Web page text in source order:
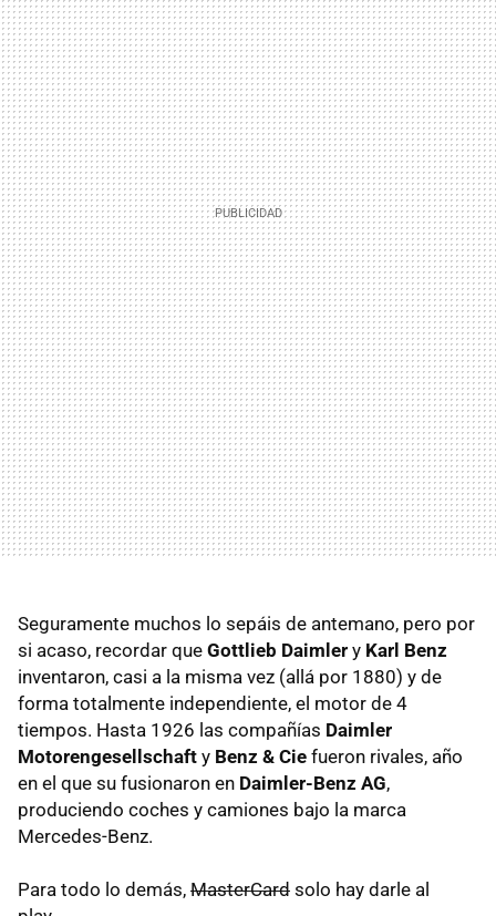
Seguramente muchos lo sepáis de antemano, pero por
si acaso, recordar que Gottlieb Daimler y Karl Benz
inventaron, casi a la misma vez (allá por 1880) y de
forma totalmente independiente, el motor de 4
tiempos. Hasta 1926 las compañías Daimler
Motorengesellschaft y Benz & Cie fueron rivales, año
en el que su fusionaron en Daimler-Benz AG,
produciendo coches y camiones bajo la marca
Mercedes-Benz.
Para todo lo demás, MasterCard solo hay darle al